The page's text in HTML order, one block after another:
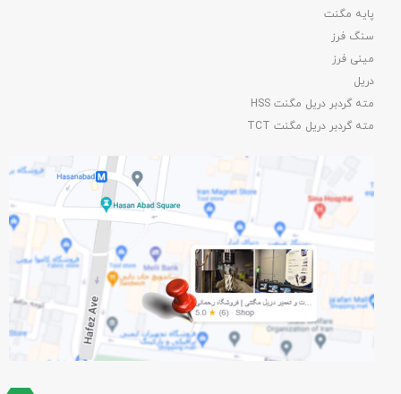
پایه مگنت
سنگ فرز
مینی فرز
دریل
مته گردبر دریل مگنت HSS
مته گردبر دریل مگنت TCT